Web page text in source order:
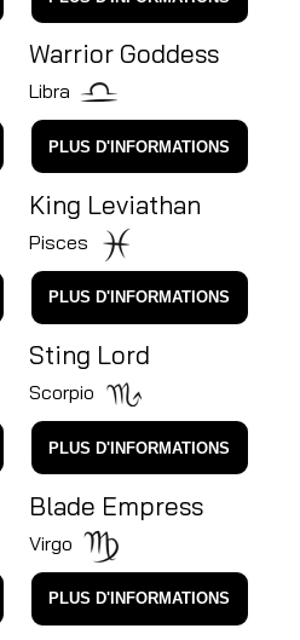
Warrior Goddess
Libra
PLUS D'INFORMATIONS
King Leviathan
Pisces
PLUS D'INFORMATIONS
Sting Lord
Scorpio
PLUS D'INFORMATIONS
Blade Empress
Virgo
PLUS D'INFORMATIONS